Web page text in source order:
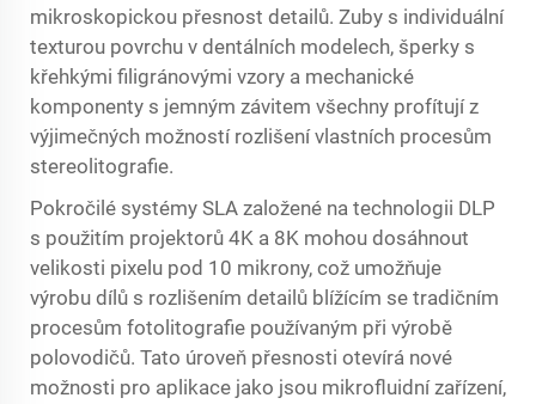
mikroskopickou přesnost detailů. Zuby s individuální
texturou povrchu v dentálních modelech, šperky s
křehkými filigránovými vzory a mechanické
komponenty s jemným závitem všechny profítují z
výjimečných možností rozlišení vlastních procesům
stereolitografie.
Pokročilé systémy SLA založené na technologii DLP
s použitím projektorů 4K a 8K mohou dosáhnout
velikosti pixelu pod 10 mikrony, což umožňuje
výrobu dílů s rozlišením detailů blížícím se tradičním
procesům fotolitografie používaným při výrobě
polovodičů. Tato úroveň přesnosti otevírá nové
možnosti pro aplikace jako jsou mikrofluidní zařízení,